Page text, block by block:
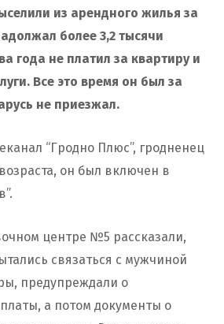
из арендного жилья за
более 3,2 тысячи
года не платил за квартиру и
Все это время он был за
не приезжал.
“Гродно Плюс”, гродненец
он был включен в
центре №5 рассказали,
связаться с мужчиной
предупреждали о
а потом документы о